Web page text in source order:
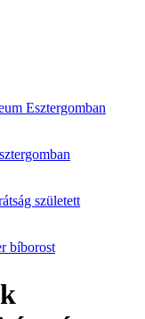
Esztergomban
született
bíborost